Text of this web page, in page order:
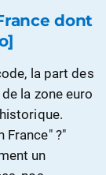
dont
la part des
la zone euro
France" ?"
un